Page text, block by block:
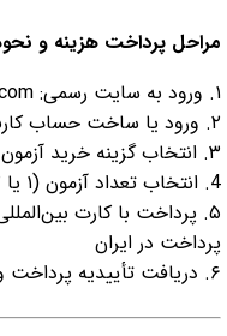
مراحل پرداخت هزینه و
۱. ورود به سایت رسمی:
۲. ورود یا ساخت حساب کاربری
۳. انتخاب گزینه خرید آزمون (Buy Now)
4. انتخاب تعداد آزمون (۱ یا ۲ عدد)
۵. پرداخت با کارت
پرداخت در ایران
۶. دریافت تأییدیه پرداخت و اضافه شدن آزمون به داشبورد